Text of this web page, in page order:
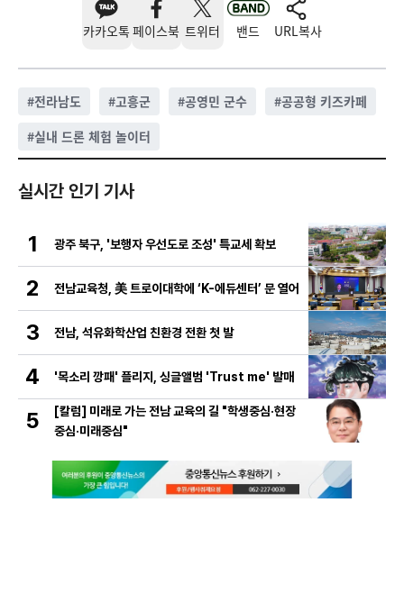
카카오톡 페이스북 트위터 밴드 URL복사
#전라남도 #고흥군 #공영민 군수 #공공형 키즈카페
#실내 드론 체험 놀이터
실시간 인기 기사
1 광주 북구, '보행자 우선도로 조성' 특교세 확보
2 전남교육청, 美 트로이대학에 ‘K-에듀센터’ 문 열어
3 전남, 석유화학산업 친환경 전환 첫 발
4 '목소리 깡패' 플리지, 싱글앨범 'Trust me' 발매
5
[칼럼] 미래로 가는 전남 교육의 길 "학생중심·현장
중심·미래중심"